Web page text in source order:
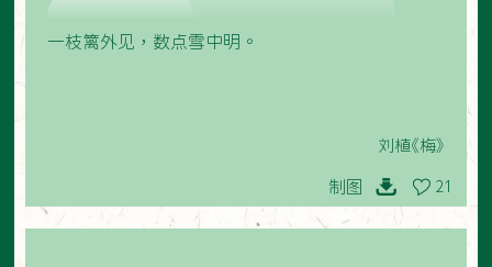
一枝篱外见，数点雪中明。
刘植《梅》
制图 21